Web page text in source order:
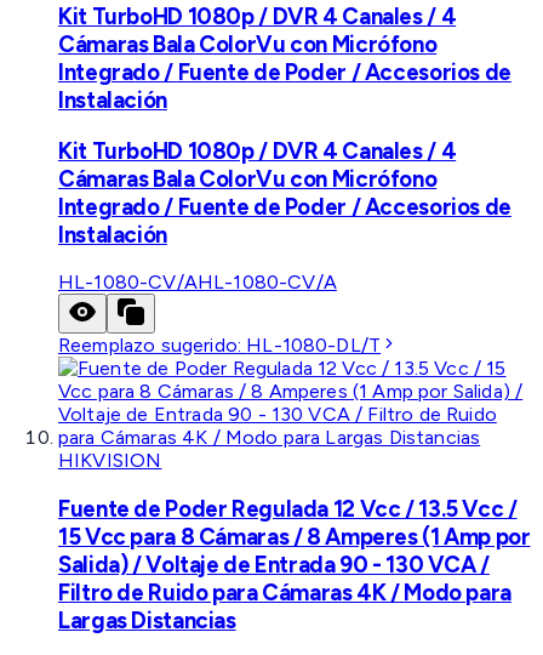
Kit TurboHD 1080p / DVR 4 Canales / 4
Cámaras Bala ColorVu con Micrófono
Integrado / Fuente de Poder / Accesorios de
Instalación
Kit TurboHD 1080p / DVR 4 Canales / 4
Cámaras Bala ColorVu con Micrófono
Integrado / Fuente de Poder / Accesorios de
Instalación
HL-1080-CV/AHL-1080-CV/A
Reemplazo sugerido: HL-1080-DL/T
HIKVISION
Fuente de Poder Regulada 12 Vcc / 13.5 Vcc /
15 Vcc para 8 Cámaras / 8 Amperes (1 Amp por
Salida) / Voltaje de Entrada 90 - 130 VCA /
Filtro de Ruido para Cámaras 4K / Modo para
Largas Distancias